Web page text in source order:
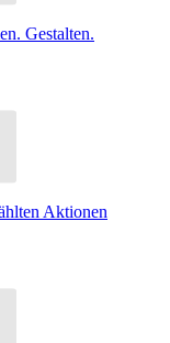
Gestalten.
Aktionen